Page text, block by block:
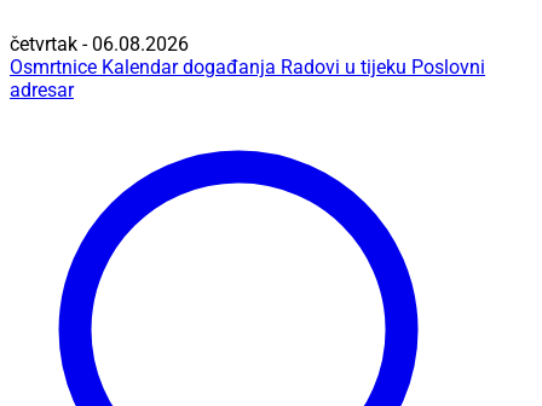
četvrtak - 06.08.2026
Osmrtnice Kalendar događanja Radovi u tijeku Poslovni
adresar